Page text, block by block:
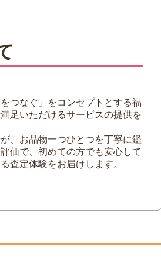
つなぐ」をコンセプトとする福
足いただけるサービスの提供を
、お品物一つひとつを丁寧に鑑
価で、初めての方でも安心して
査定体験をお届けします。